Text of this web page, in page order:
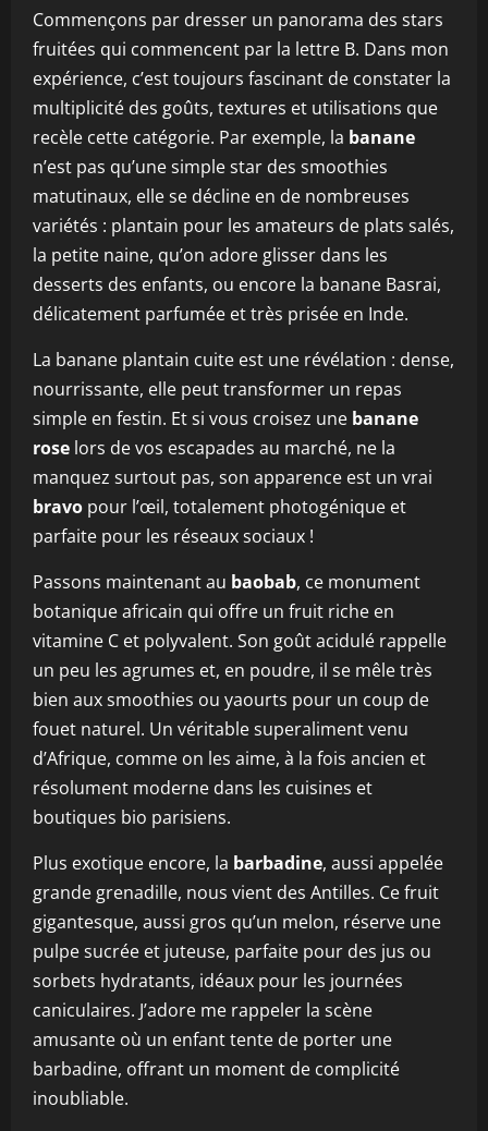
Commençons par dresser un panorama des stars
fruitées qui commencent par la lettre B. Dans mon
expérience, c’est toujours fascinant de constater la
multiplicité des goûts, textures et utilisations que
recèle cette catégorie. Par exemple, la banane
n’est pas qu’une simple star des smoothies
matutinaux, elle se décline en de nombreuses
variétés : plantain pour les amateurs de plats salés,
la petite naine, qu’on adore glisser dans les
desserts des enfants, ou encore la banane Basrai,
délicatement parfumée et très prisée en Inde.
La banane plantain cuite est une révélation : dense,
nourrissante, elle peut transformer un repas
simple en festin. Et si vous croisez une banane
rose lors de vos escapades au marché, ne la
manquez surtout pas, son apparence est un vrai
bravo pour l’œil, totalement photogénique et
parfaite pour les réseaux sociaux !
Passons maintenant au baobab, ce monument
botanique africain qui offre un fruit riche en
vitamine C et polyvalent. Son goût acidulé rappelle
un peu les agrumes et, en poudre, il se mêle très
bien aux smoothies ou yaourts pour un coup de
fouet naturel. Un véritable superaliment venu
d’Afrique, comme on les aime, à la fois ancien et
résolument moderne dans les cuisines et
boutiques bio parisiens.
Plus exotique encore, la barbadine, aussi appelée
grande grenadille, nous vient des Antilles. Ce fruit
gigantesque, aussi gros qu’un melon, réserve une
pulpe sucrée et juteuse, parfaite pour des jus ou
sorbets hydratants, idéaux pour les journées
caniculaires. J’adore me rappeler la scène
amusante où un enfant tente de porter une
barbadine, offrant un moment de complicité
inoubliable.